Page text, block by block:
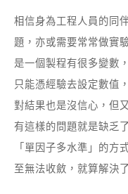
相信身為工程人員的同
題，亦或需要常常做實
是一個製程有很多變數
只能憑經驗去設定數值
對結果也是沒信心，但
有這樣的問題就是缺乏
「單因子多水準」的方
至無法收斂，就算解決